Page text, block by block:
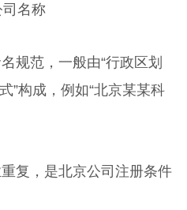
名称
规范，一般由“行政区划
”构成，例如“北京某某科
复，是北京公司注册条件